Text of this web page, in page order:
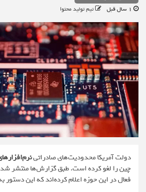
تیم تولید محتوا
دولت آمریکا محدودیت‌های صادراتی
چین را لغو کرده است. طبق گزارش‌ها منتشر
فعال در این حوزه اعلام کرده‌اند که این دستور